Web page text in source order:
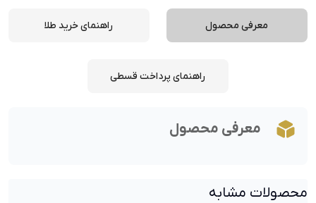
معرفی محصول راهنمای خرید طلا
راهنمای پرداخت قسطی
معرفی محصول
محصولات مشابه